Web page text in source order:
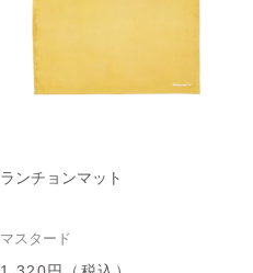
ランチョンマット
マスタード